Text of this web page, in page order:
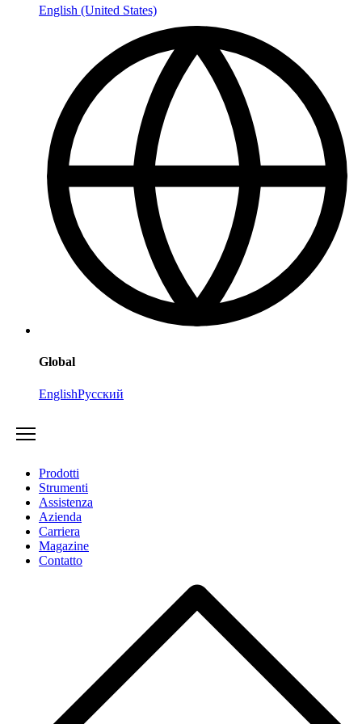
English (United States)
Global
EnglishРусский
Prodotti
Strumenti
Assistenza
Azienda
Carriera
Magazine
Contatto